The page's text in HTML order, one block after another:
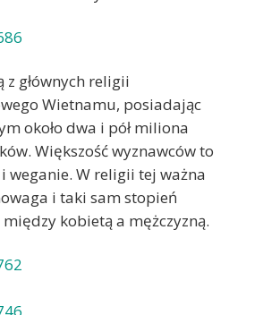
z głównych religii
Wietnamu, posiadając
około dwa i pół miliona
Większość wyznawców to
weganie. W religii tej ważna
i taki sam stopień
kobietą a mężczyzną.